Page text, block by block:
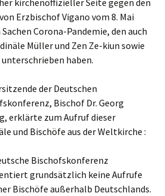
kirchenoffizieller Seite gegen den
Erzbischof Vigano vom 8. Mai
Sachen Corona-Pandemie, den auch
Müller und Zen Ze-kiun sowie
unterschrieben haben.
der Deutschen
Bischof Dr. Georg
erklärte zum Aufruf dieser
und Bischöfe aus der Weltkirche :
Bischofskonferenz
grundsätzlich keine Aufrufe
Bischöfe außerhalb Deutschlands.